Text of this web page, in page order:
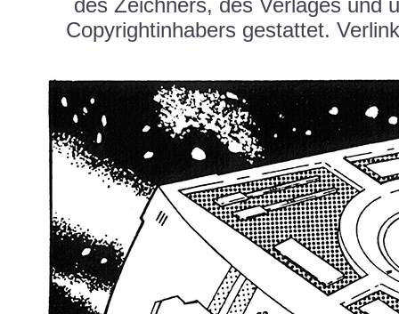
des Zeichners, des Verlages und
Copyrightinhabers gestattet.